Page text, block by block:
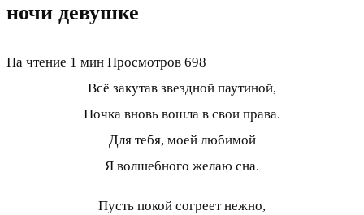
ночи девушке
На чтение 1 мин Просмотров 698
Всё закутав звездной паутиной,
Ночка вновь вошла в свои права.
Для тебя, моей любимой
Я волшебного желаю сна.
Пусть покой согреет нежно,